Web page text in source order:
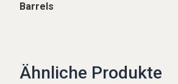
Barrels
Ähnliche Produkte